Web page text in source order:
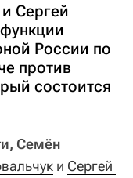
Сергей
России по
против
состоится
Семён
и Сергей